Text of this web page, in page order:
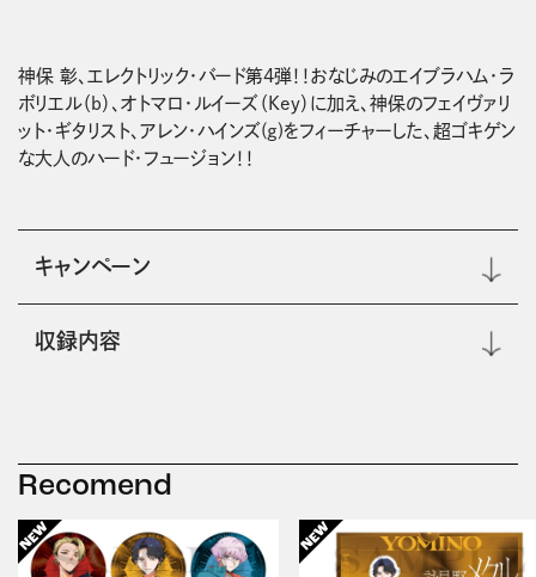
神保 彰、エレクトリック・バード第4弾！！おなじみのエイブラハム・ラ
ボリエル（b）、オトマロ・ルイーズ（Key）に加え、神保のフェイヴァリ
ット・ギタリスト、アレン・ハインズ(g)をフィーチャーした、超ゴキゲン
な大人のハード・フュージョン！！
キャンペーン
収録内容
Recomend